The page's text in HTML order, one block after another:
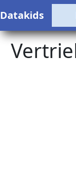
Datakids